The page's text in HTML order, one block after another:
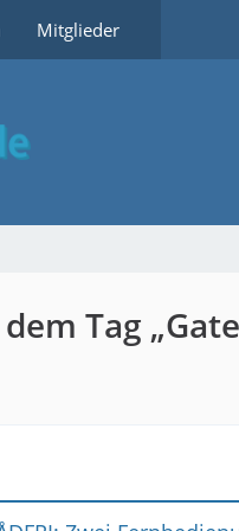
Mitglieder
Tag